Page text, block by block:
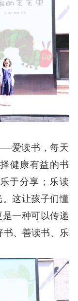
爱读书，每天
健康有益的书
于分享；乐读
这让孩子们懂
一种可以传递
书、善读书、乐